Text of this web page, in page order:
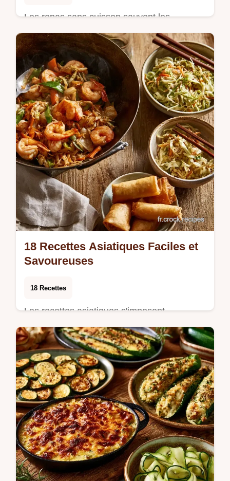
Les repas sans cuisson sauvent les
journées chaudes et les soirs de semaine
chargés, quand l'idée d'allumer une plaque
de cuisson …
18 Recettes Asiatiques Faciles et
Savoureuses
18 Recettes
Les recettes asiatiques s'imposent
régulièrement au menu du soir lorsque le
temps presse. Dans une poêle bien chaude,
l'huile grés…